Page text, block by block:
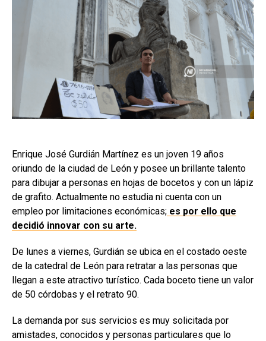
Enrique José Gurdián Martínez es un joven 19 años
oriundo de la ciudad de León y posee un brillante talento
para dibujar a personas en hojas de bocetos y con un lápiz
de grafito. Actualmente no estudia ni cuenta con un
empleo por limitaciones económicas; es por ello que
decidió innovar con su arte.
De lunes a viernes, Gurdián se ubica en el costado oeste
de la catedral de León para retratar a las personas que
llegan a este atractivo turístico. Cada boceto tiene un valor
de 50 córdobas y el retrato 90.
La demanda por sus servicios es muy solicitada por
amistades, conocidos y personas particulares que lo